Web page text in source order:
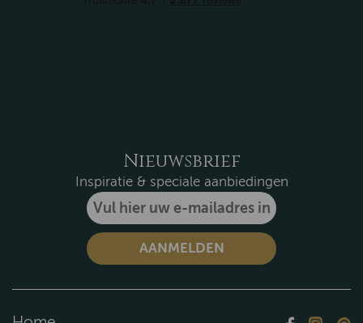
Nieuwsbrief
Inspiratie & speciale aanbiedingen